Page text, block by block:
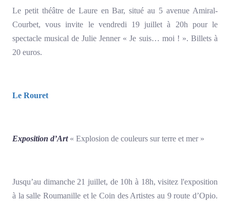
Le petit théâtre de Laure en Bar, situé au 5 avenue Amiral-
Courbet, vous invite le vendredi 19 juillet à 20h pour le
spectacle musical de Julie Jenner « Je suis… moi ! ». Billets à
20 euros.
Le Rouret
Exposition d’Art« Explosion de couleurs sur terre et mer »
Jusqu’au dimanche 21 juillet, de 10h à 18h, visitez l'exposition
à la salle Roumanille et le Coin des Artistes au 9 route d’Opio.